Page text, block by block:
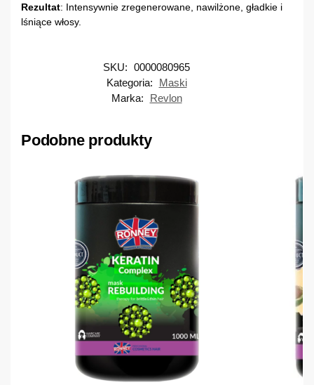
Rezultat: Intensywnie zregenerowane, nawilżone, gładkie i
lśniące włosy.
SKU: 0000080965
Kategoria:
Maski
Marka:
Revlon
Podobne produkty